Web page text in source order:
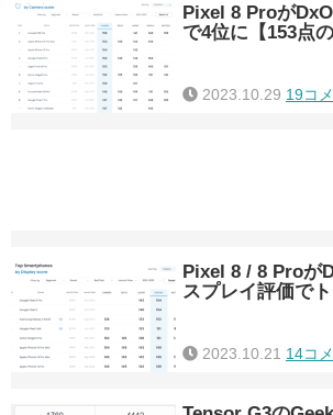
Pixel 8 Proが
で4位に【153点
2023.10.29 19コ
Pixel 8 / 8 Proが
スプレイ評価で
2023.10.21 14コ